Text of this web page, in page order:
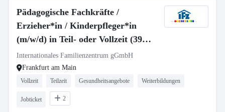
Pädagogische Fachkräfte /
Erzieher*in / Kinderpfleger*in
(m/w/d) in Teil- oder Vollzeit (39
Std./Wo)
Internationales Familienzentrum gGmbH
Frankfurt am Main
Vollzeit Teilzeit Gesundheitsangebote Weiterbildungen
Jobticket 2